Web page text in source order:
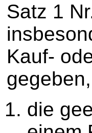
Satz 1
Kauf-
gegeben,
die